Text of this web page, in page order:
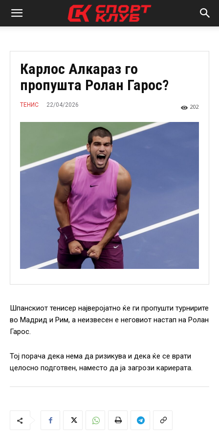
Карлос Алкараз го
пропушта Ролан Гарос?
ТЕНИС 22/04/2026 202
Шпанскиот тенисер најверојатно ќе ги пропушти турнирите
во Мадрид и Рим, а неизвесен е неговиот настап на Ролан
Гарос.
Тој порача дека нема да ризикува и дека ќе се врати
целосно подготвен, наместо да ја загрози кариерата.